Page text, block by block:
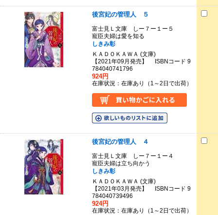
後宮妃の管理人 ５
富士見Ｌ文庫 しー７ー１ー５
寵臣夫婦は愛を知る
しきみ彰
ＫＡＤＯＫＡＷＡ (文庫)
【2021年09月発売】 ISBNコード 9
784040741796
924円
在庫状況：在庫あり（1～2日で出荷）
後宮妃の管理人 ４
富士見Ｌ文庫 しー７ー１ー４
寵臣夫婦は立ち向かう
しきみ彰
ＫＡＤＯＫＡＷＡ (文庫)
【2021年03月発売】 ISBNコード 9
784040739496
924円
在庫状況：在庫あり（1～2日で出荷）